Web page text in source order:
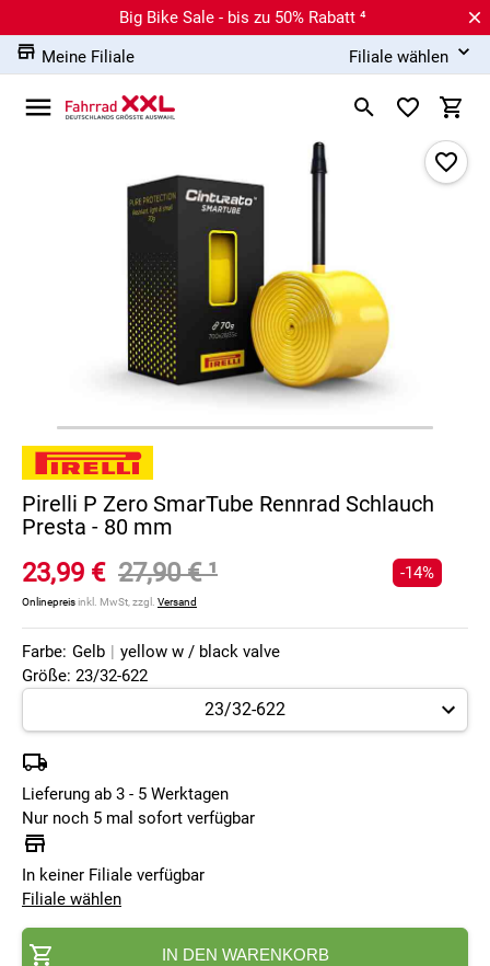
Big Bike Sale - bis zu 50% Rabatt ⁴
Meine Filiale
Filiale wählen
Pirelli P Zero SmarTube Rennrad Schlauch
Presta - 80 mm
23,99 € 27,90 €¹
Onlinepreisinkl. MwSt, zzgl. Versand
-14%
Farbe: Gelb | yellow w / black valve
Größe: 23/32-622
Lieferung ab 3 - 5 Werktagen
Nur noch 5 mal sofort verfügbar
In keiner Filiale verfügbar
Filiale wählen
IN DEN WARENKORB